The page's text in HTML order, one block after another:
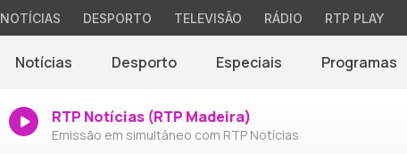
NOTÍCIAS DESPORTO TELEVISÃO RÁDIO RTP PLAY
Notícias Desporto Especiais Programas
RTP Notícias (RTP Madeira)
Emissão em simultâneo com RTP Notícias